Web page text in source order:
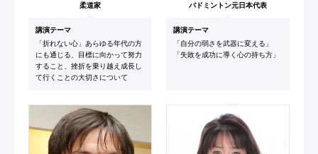
柔道家
講演テーマ
「折れない心」あらゆる年代の方
にも通じる、目標に向かって努力
すること、挫折を乗り越え成長し
て行くことの大切さについて
バドミントン元日本代表
講演テーマ
「自分の弱さを武器に変える」
「失敗を成功に導く心の持ち方」